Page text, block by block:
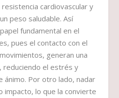
cardiovascular y
peso saludable. Así
fundamental en el
pues el contacto con el
generan una
reduciendo el estrés y
ánimo. Por otro lado, nadar
impacto, lo que la convierte